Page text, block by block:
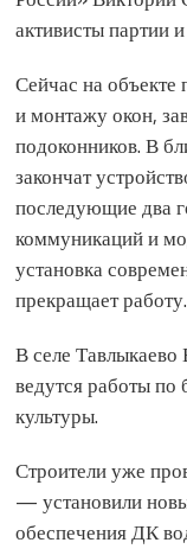
активисты партии
Сейчас на
и монтажу окон,
подоконников. В
закончат
последующие два
коммуникаций и
установка
прекращает работу.
В селе Тавлыкаево
ведутся работы по
культуры.
Строители уже
— установили
обеспечения ДК